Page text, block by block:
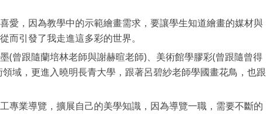
愛，因為教學中的示範繪畫需求，要讓學生知道繪畫的媒材與
而引發了我走進這多彩的世界。
跟隨蘭培林老師與謝赫暄老師)、美術館學膠彩(曾跟隨曾得
域，更進入曉明長青大學，跟著呂碧紗老師學國畫花鳥，也跟
業導覽，擴展自己的美學知識，因為導覽一職，需要不斷的